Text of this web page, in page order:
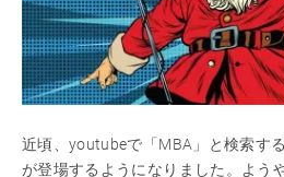
近頃、youtubeで「MBA」と検索す
が登場するようになりました。よう